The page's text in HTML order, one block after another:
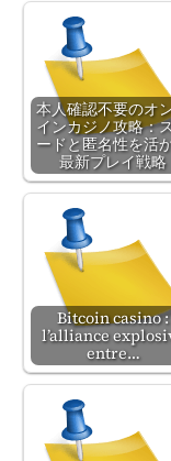
本人確認不要のオ
インカジノ攻略：
ードと匿名性を活
最新プレイ戦略
Bitcoin casino :
l’alliance
entre…